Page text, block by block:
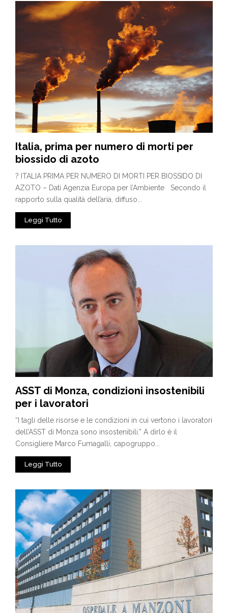
Italia, prima per numero di morti per
biossido di azoto
? ITALIA PRIMA PER NUMERO DI MORTI PER BIOSSIDO DI
AZOTO – Dati Agenzia Europa per l’Ambiente Secondo il
rapporto sulla qualità dell’aria, diffuso...
Leggi Tutto
ASST di Monza, condizioni insostenibili
per i lavoratori
“I tagli delle risorse e le condizioni in cui vertono i lavoratori
dell’ASST di Monza sono insostenibili.” A dirlo è il
Consigliere Marco Fumagalli, capogruppo...
Leggi Tutto